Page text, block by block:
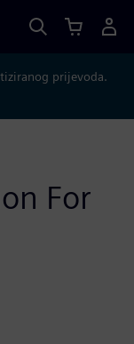
prijevoda.
For